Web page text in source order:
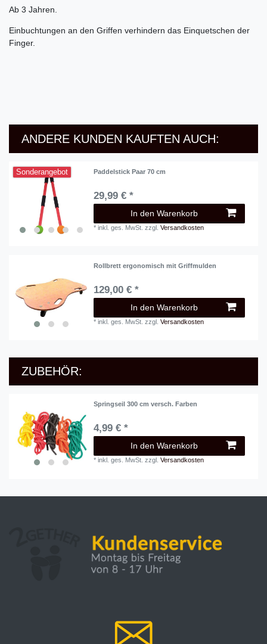
Ab 3 Jahren.
Einbuchtungen an den Griffen verhindern das Einquetschen der
Finger.
ANDERE KUNDEN KAUFTEN AUCH:
Sonderangebot Paddelstick Paar 70 cm
29,99 € *
In den Warenkorb
*inkl. ges. MwSt. zzgl.Versandkosten
Rollbrett ergonomisch mit Griffmulden
129,00 € *
In den Warenkorb
*inkl. ges. MwSt. zzgl.Versandkosten
ZUBEHÖR:
Springseil 300 cm versch. Farben
4,99 € *
In den Warenkorb
*inkl. ges. MwSt. zzgl.Versandkosten